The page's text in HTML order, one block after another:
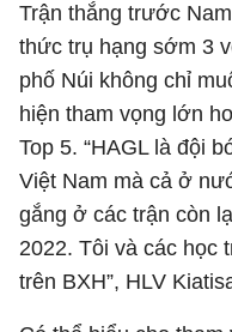
Trận thắng trước
thức trụ hạng sớm 3
phố Núi không chỉ
hiện tham vọng lớn
Top 5. “HAGL là đội
Việt Nam mà cả ở
gắng ở các trận còn
2022. Tôi và các học
trên BXH”, HLV